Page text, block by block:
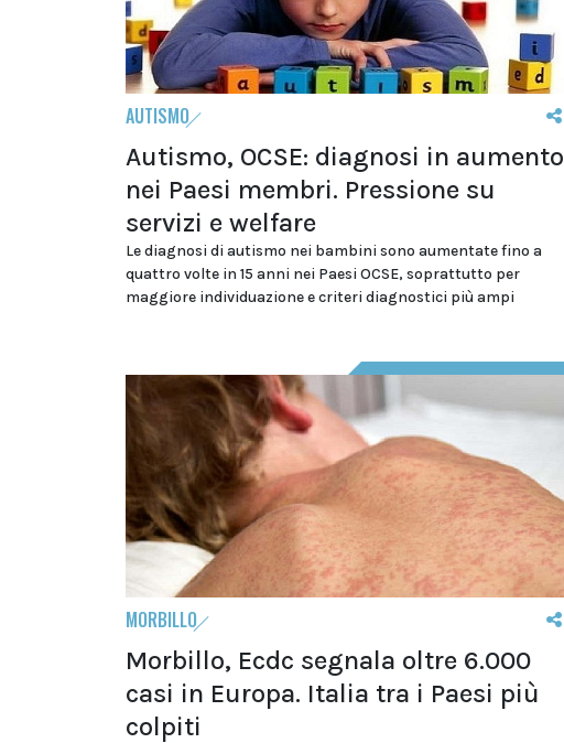
AUTISMO
Autismo, OCSE: diagnosi in aumento
nei Paesi membri. Pressione su
servizi e welfare
Le diagnosi di autismo nei bambini sono aumentate fino a
quattro volte in 15 anni nei Paesi OCSE, soprattutto per
maggiore individuazione e criteri diagnostici più ampi
MORBILLO
Morbillo, Ecdc segnala oltre 6.000
casi in Europa. Italia tra i Paesi più
colpiti